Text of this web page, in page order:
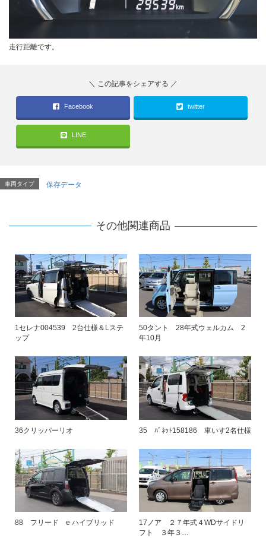
走行距離です。
Facebook twitter
LINE
車両タイプ 保存データ
その他関連商品
1セレナ004539 2台仕様＆Lステ
ップ
50タント 28年式ウェルカム 2
年10月
36クリッパーリオ 35 ﾊﾞﾈｯﾄ158186 車いす2名仕様
88 フリード e ハイブリッド
17ノア ２７年式４WDサイドリ
フト ３年３…